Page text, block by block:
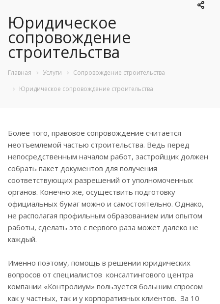
Юридическое
сопровождение
строительства
Главная Услуги
Сопровождение строительства
Юридическое сопровождение строительства
Более того, правовое сопровождение считается
неотъемлемой частью строительства. Ведь перед
непосредственным началом работ, застройщик должен
собрать пакет документов для получения
соответствующих разрешений от уполномоченных
органов. Конечно же, осуществить подготовку
официальных бумаг можно и самостоятельно. Однако,
не располагая профильным образованием или опытом
работы, сделать это с первого раза может далеко не
каждый.
Именно поэтому, помощь в решении юридических
вопросов от специалистов консалтингового центра
компании «Контролиум» пользуется большим спросом
как у частных, так и у корпоративных клиентов. За 10